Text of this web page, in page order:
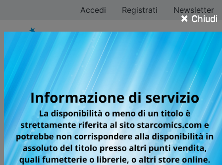
× Chiudi
Accedi Registrati Newsletter
Da Hosoi
Tutti i fumetti